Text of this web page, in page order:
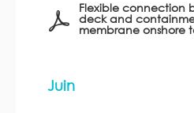
Flexible connection
deck and
membrane onshore
Juin